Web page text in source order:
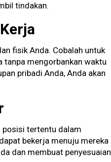
tindakan.
fisik Anda. Cobalah untuk
mengorbankan waktu
pribadi Anda, Anda akan
posisi tertentu dalam
bekerja menuju mereka
dan membuat penyesuaian